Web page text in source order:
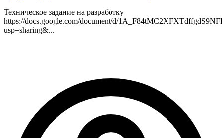
Техническое задание на разработку
https://docs.google.com/document/d/
usp=sharing&...